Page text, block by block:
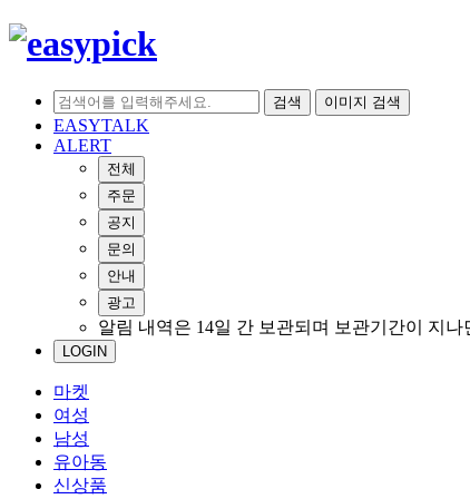
검색 이미지 검색
EASYTALK
ALERT
전체
주문
공지
문의
안내
광고
알림 내역은 14일 간 보관되며 보관기간이 지
LOGIN
마켓
여성
남성
유아동
신상품